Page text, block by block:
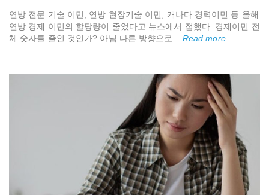
연방 전문 기술 이민, 연방 현장기술 이민, 캐나다 경력이민 등 올해
연방 경제 이민의 할당량이 줄었다고 뉴스에서 접했다. 경제이민 전
체 숫자를 줄인 것인가? 아님 다른 방향으로 ... Read more...